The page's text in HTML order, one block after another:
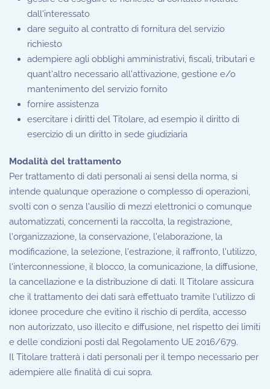
dall'interessato
dare seguito al contratto di fornitura del servizio
richiesto
adempiere agli obblighi amministrativi, fiscali, tributari e
quant'altro necessario all'attivazione, gestione e/o
mantenimento del servizio fornito
fornire assistenza
esercitare i diritti del Titolare, ad esempio il diritto di
esercizio di un diritto in sede giudiziaria
Modalità del trattamento
Per trattamento di dati personali ai sensi della norma, si
intende qualunque operazione o complesso di operazioni,
svolti con o senza l'ausilio di mezzi elettronici o comunque
automatizzati, concernenti la raccolta, la registrazione,
l'organizzazione, la conservazione, l'elaborazione, la
modificazione, la selezione, l'estrazione, il raffronto, l'utilizzo,
l'interconnessione, il blocco, la comunicazione, la diffusione,
la cancellazione e la distribuzione di dati. Il Titolare assicura
che il trattamento dei dati sarà effettuato tramite l'utilizzo di
idonee procedure che evitino il rischio di perdita, accesso
non autorizzato, uso illecito e diffusione, nel rispetto dei limiti
e delle condizioni posti dal Regolamento UE 2016/679.
Il Titolare tratterà i dati personali per il tempo necessario per
adempiere alle finalità di cui sopra.